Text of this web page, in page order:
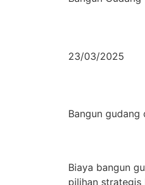
23/03/2025
Bangun gudang
Biaya bangun
pilihan strategis